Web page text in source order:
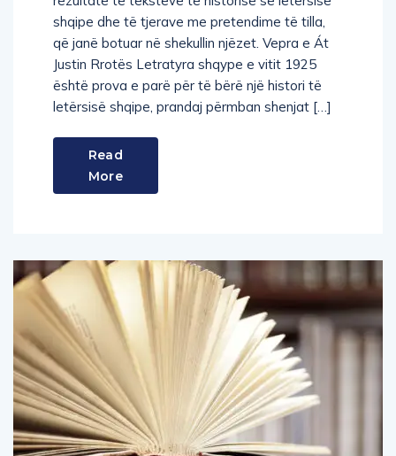
shqipe dhe të tjerave me pretendime të tilla,
që janë botuar në shekullin njëzet. Vepra e Át
Justin Rrotës Letratyra shqype e vitit 1925
është prova e parë për të bërë një histori të
letërsisë shqipe, prandaj përmban shenjat […]
Read
More